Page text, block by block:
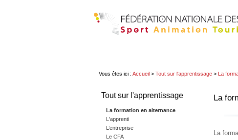
Vous êtes ici : Accueil > Tout sur l'apprentissage > La
Tout sur l'apprentissage
La formation en alternance
L'apprenti
L’entreprise
Le CFA
La
La